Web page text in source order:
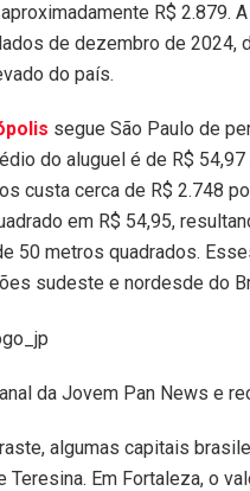
R$ 2.879.
de dezembro de 2024,
do país.
segue São Paulo de
do aluguel é de R$
custa cerca de R$ 2.748
em R$ 54,95,
50 metros quadrados.
sudeste e nordesde do
da Jovem Pan News e
algumas capitais
Teresina. Em Fortaleza, o